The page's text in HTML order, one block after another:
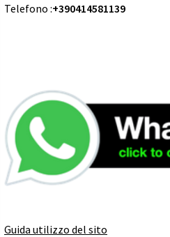
Telefono :+390414581139
Guida utilizzo del sito